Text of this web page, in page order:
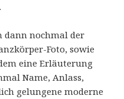
dann nochmal der
Foto, sowie
eine Erläuterung
Name, Anlass,
gelungene moderne